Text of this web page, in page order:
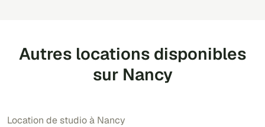
Autres locations disponibles
sur Nancy
Location de studio à Nancy